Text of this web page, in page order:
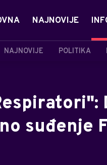
NAJNOVIJE
NAJNOVIJE POLITIKA
suđenje